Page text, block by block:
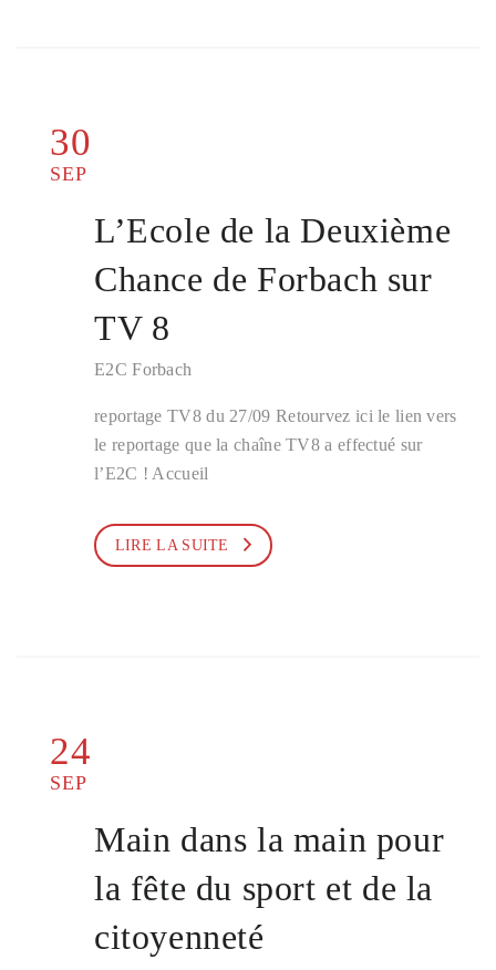
30
SEP
L’Ecole de la Deuxième
Chance de Forbach sur
TV 8
E2C Forbach
reportage TV8 du 27/09 Retourvez ici le lien vers
le reportage que la chaîne TV8 a effectué sur
l’E2C ! Accueil
LIRE LA SUITE
24
SEP
Main dans la main pour
la fête du sport et de la
citoyenneté